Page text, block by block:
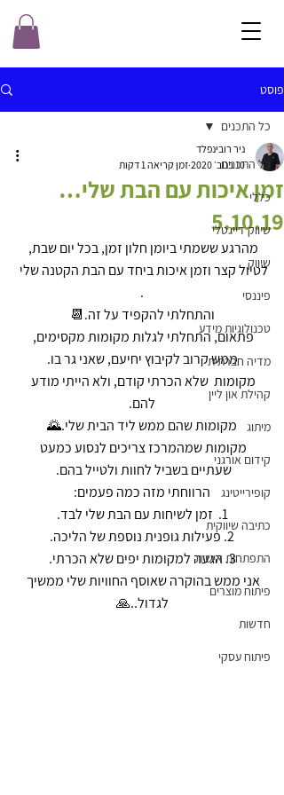
פוסט
כל התכנים
כללי
שיווק דייגטלי
שיווק
פיננסי
טכנולוגיות מידע
מדיה חברתית
קהילת און ליין
מיתוג
קידום אורגני
קופירייטינג
כתיבה שיווקית
התפתחות אישית
פיתוח מוצרים
חדשות
פיתוח עסקי
כל התכנים
זמן איכות עם הבת שלי…
5.10.19
ניר רובינפלד
10 בנוב׳ 2020
זמן קריאה 1 דקות
מהרגע ששמתי ביומן חלון זמן, בכל יום שבת,
לטיול קצר וזמן איכות ביחד עם הבת הקטנה שלי
.
והתחלתי להקפיד על זה.📆
פתאום, התחלתי לגלות מקומות מקסימים,
ממש קרוב לקיבוץ יחיעם, שאני גר בו.
מקומות  שלא הכרתי קודם, ולא הייתי מודע
להם.
מקומות שהם ממש ליד הבית שלי.🌄
מקומות שמהמרכז צריכים לנסוע כמעט
שעתיים בשביל לחוות ולטייל בהם.
הרווחתי מזה כמה פעמים:
1.  זמן לשיחות עם הבת שלי לבד.
2. פעילות גופנית נוספת של הליכה.
3. הגעה למקומות יפים שלא הכרתי.
אני ממש בהוקרה שאוסף החוויות שלי ממשיך
לגדול..🙏